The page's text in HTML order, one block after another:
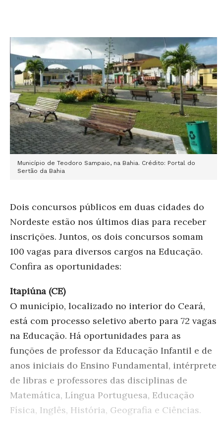
Município de Teodoro Sampaio, na Bahia. Crédito: Portal do
Sertão da Bahia
Dois concursos públicos em duas cidades do
Nordeste estão nos últimos dias para receber
inscrições. Juntos, os dois concursos somam
100 vagas para diversos cargos na Educação.
Confira as oportunidades:
Itapiúna (CE)
O município, localizado no interior do Ceará,
está com processo seletivo aberto para 72 vagas
na Educação. Há oportunidades para as
funções de professor da Educação Infantil e de
anos iniciais do Ensino Fundamental, intérprete
de libras e professores das disciplinas de
Matemática, Língua Portuguesa, Educação
Física, Inglês, História, Geografia e Ciências.